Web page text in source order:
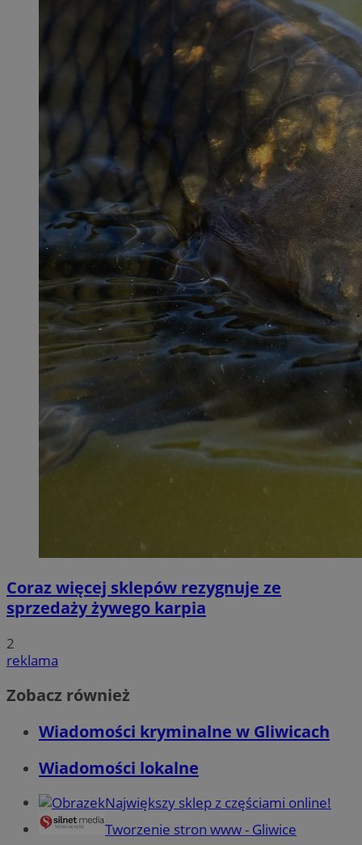
Coraz więcej sklepów rezygnuje ze
sprzedaży żywego karpia
2
reklama
Zobacz również
Wiadomości kryminalne w Gliwicach
Wiadomości lokalne
Największy sklep z częściami online!
Tworzenie stron www - Gliwice